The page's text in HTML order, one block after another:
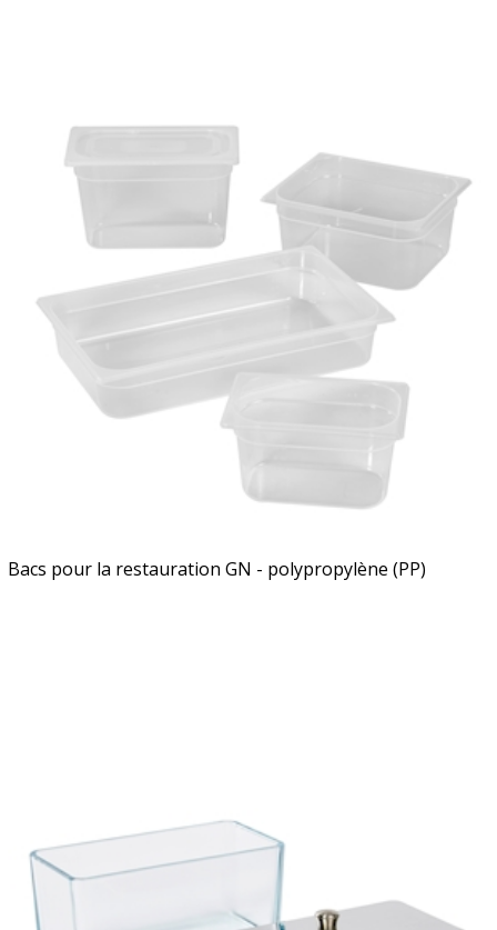
Bacs pour la restauration GN - polypropylène (PP)